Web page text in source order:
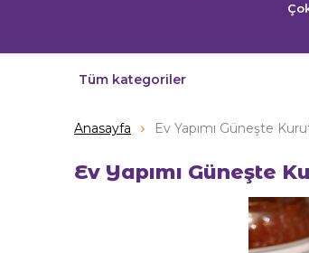
Tüm kategoriler
Anasayfa Ev Yapımı Güneşte
Ev Yapımı Güneşte